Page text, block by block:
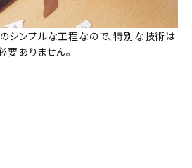
シンプルな工程なので、特別な技術は
要ありません。